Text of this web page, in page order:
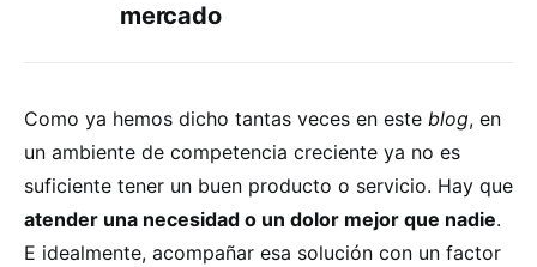
mercado
Como ya hemos dicho tantas veces en este blog, en
un ambiente de competencia creciente ya no es
suficiente tener un buen producto o servicio. Hay que
atender una necesidad o un dolor mejor que nadie.
E idealmente, acompañar esa solución con un factor